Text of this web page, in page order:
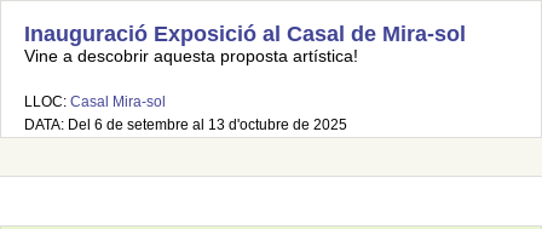
Inauguració Exposició al Casal de Mira-sol
Vine a descobrir aquesta proposta artística!
LLOC: Casal Mira-sol
DATA: Del 6 de setembre al 13 d'octubre de 2025